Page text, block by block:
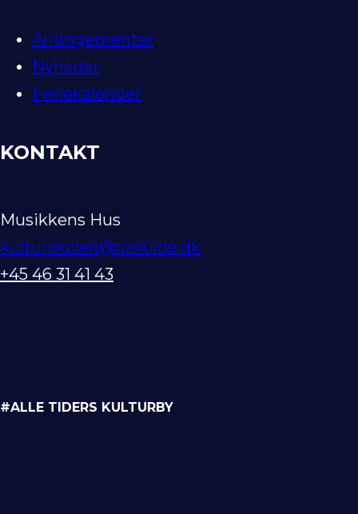
Arrangementer
Nyheder
Feriekalender
KONTAKT
Musikkens Hus
kulturskolen@roskilde.dk
+45 46 31 41 43
#ALLE TIDERS KULTURBY